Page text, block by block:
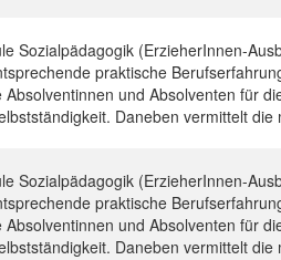
Sozialpädagogik (ErzieherInnen-
praktische
Absolventinnen und Absolventen für
Daneben vermittelt
Sozialpädagogik (ErzieherInnen-
praktische
Absolventinnen und Absolventen für
Daneben vermittelt